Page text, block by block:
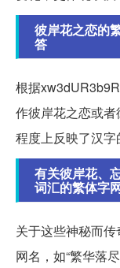
彼岸花之恋的
答
根据
作彼岸花之恋或
程度上反映了汉字
有关彼岸花、
词汇的繁体字
关于这些神秘而
网名，如“繁华落